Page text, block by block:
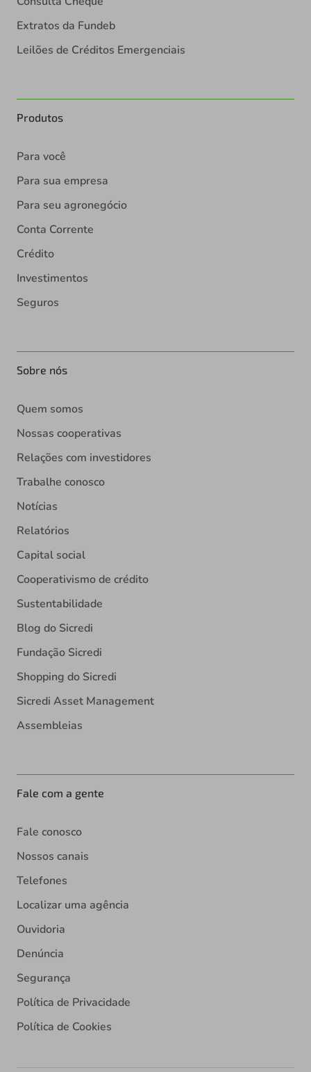
Extratos da Fundeb
Leilões de Créditos Emergenciais
Produtos
Para você
Para sua empresa
Para seu agronegócio
Conta Corrente
Crédito
Investimentos
Seguros
Sobre nós
Quem somos
Nossas cooperativas
Relações com investidores
Trabalhe conosco
Notícias
Relatórios
Capital social
Cooperativismo de crédito
Sustentabilidade
Blog do Sicredi
Fundação Sicredi
Shopping do Sicredi
Sicredi Asset Management
Assembleias
Fale com a gente
Fale conosco
Nossos canais
Telefones
Localizar uma agência
Ouvidoria
Denúncia
Segurança
Política de Privacidade
Política de Cookies